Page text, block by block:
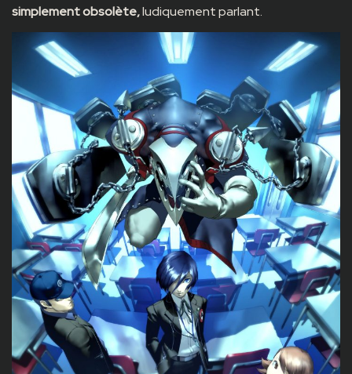
simplement obsolète,ludiquement parlant.